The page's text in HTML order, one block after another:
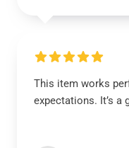
This item works
expectations. It’s